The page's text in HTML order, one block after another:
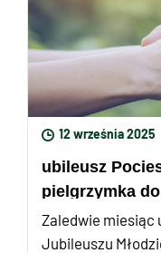
12 września 2025
ubileusz
pielgrzymka
Czuwanie z
Zaledwie miesiąc
Jubileuszu